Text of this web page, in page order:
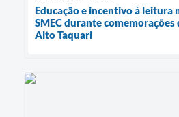
Educação e incentivo à leitura
SMEC durante comemorações
Alto Taquari